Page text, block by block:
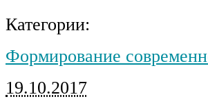
Категории:
Формирование
19.10.2017